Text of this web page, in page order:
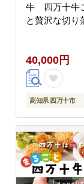
牛 四万十牛
と贅沢な切り
40,000円
高知県 四万十市